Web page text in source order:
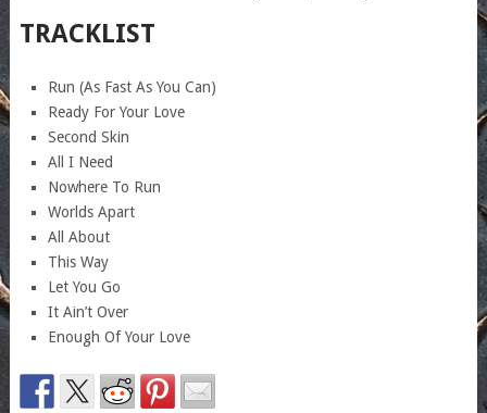
TRACKLIST
Run (As Fast As You Can)
Ready For Your Love
Second Skin
All I Need
Nowhere To Run
Worlds Apart
All About
This Way
Let You Go
It Ain’t Over
Enough Of Your Love